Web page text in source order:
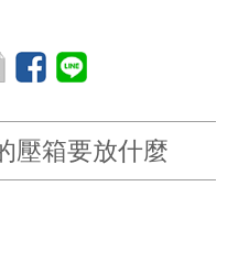
壓箱要放什麼